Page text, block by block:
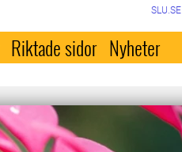
SLU.SE
Riktade sidor Nyheter